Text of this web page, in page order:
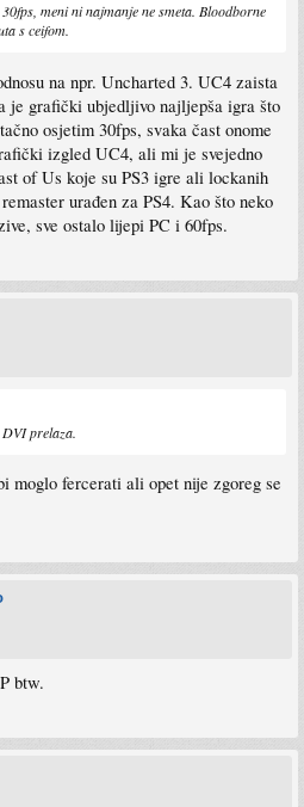
meni ni najmanje ne smeta. Bloodborne
s ceifom.
na npr. Uncharted 3. UC4 zaista
je grafički ubjedljivo najljepša igra što
osjetim 30fps, svaka čast onome
izgled UC4, ali mi je svejedno
of Us koje su PS3 igre ali lockanih
urađen za PS4. Kao što neko
sve ostalo lijepi PC i 60fps.
prelaza.
moglo fercerati ali opet nije zgoreg se
btw.